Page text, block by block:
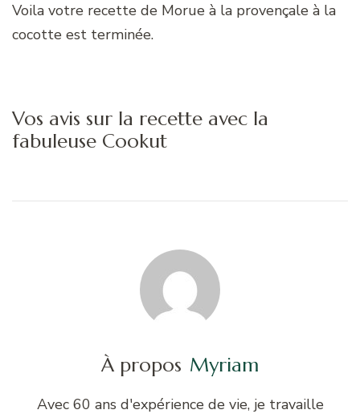
Voila votre recette de Morue à la provençale à la
cocotte est terminée.
Vos avis sur la recette avec la
fabuleuse Cookut
À propos Myriam
Avec 60 ans d'expérience de vie, je travaille